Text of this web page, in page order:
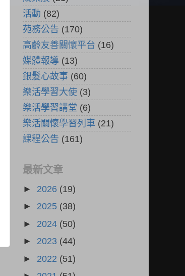
活動 (82)
苑務公告 (170)
高齡友善關懷平台 (16)
媒體報導 (13)
銀髮心故事 (60)
樂活學習大使 (3)
樂活學習講堂 (6)
樂活關懷學習列車 (21)
課程公告 (161)
最新文章
► 2026 (19)
► 2025 (38)
► 2024 (50)
► 2023 (44)
► 2022 (51)